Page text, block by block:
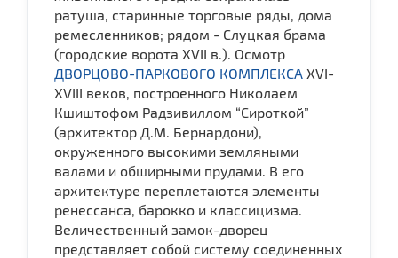
ратуша, старинные торговые ряды, дома
ремесленников; рядом - Слуцкая брама
(городские ворота XVII в.). Осмотр
ДВОРЦОВО-ПАРКОВОГО КОМПЛЕКСА XVI-
XVIII веков, построенного Николаем
Кшиштофом Радзивиллом “Сироткой”
(архитектор Д.М. Бернардони),
окруженного высокими земляными
валами и обширными прудами. В его
архитектуре переплетаются элементы
ренессанса, барокко и классицизма.
Величественный замок-дворец
представляет собой систему соединенных